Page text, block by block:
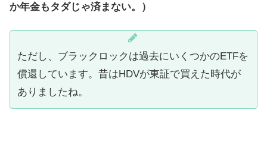
か年金もタダじゃ済まない。）
ただし、ブラックロックは過去にいくつかのETFを
償還しています。昔はHDVが東証で買えた時代が
ありましたね。